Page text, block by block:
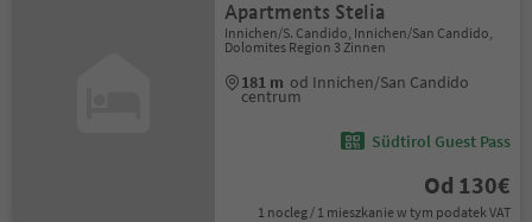
Apartments Stelia
Innichen/S. Candido, Innichen/San Candido,
Dolomites Region 3 Zinnen
181 m od Innichen/San Candido
centrum
Südtirol Guest Pass
Od 130€
1 nocleg / 1 mieszkanie w tym podatek VAT